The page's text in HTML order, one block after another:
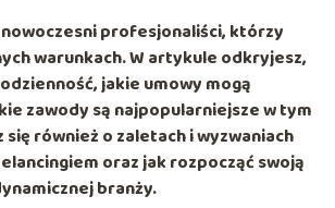
profesjonaliści, którzy
warunkach. W artykule odkryjesz,
jakie umowy mogą
zawody są najpopularniejsze w tym
się również o zaletach i wyzwaniach
oraz jak rozpocząć swoją
branży.